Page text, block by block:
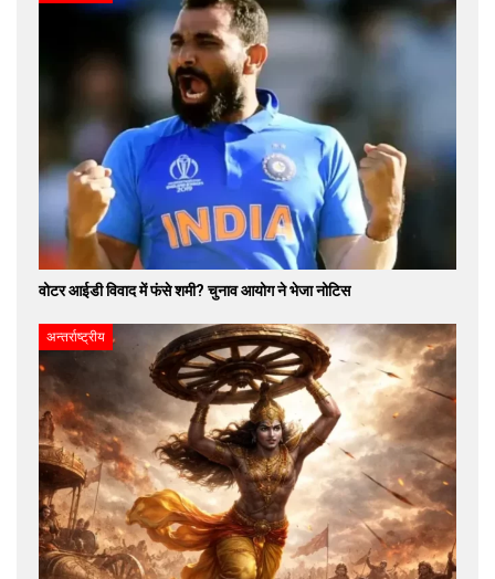
वोटर आईडी विवाद में फंसे शमी? चुनाव आयोग ने भेजा नोटिस
अन्तर्राष्ट्रीय